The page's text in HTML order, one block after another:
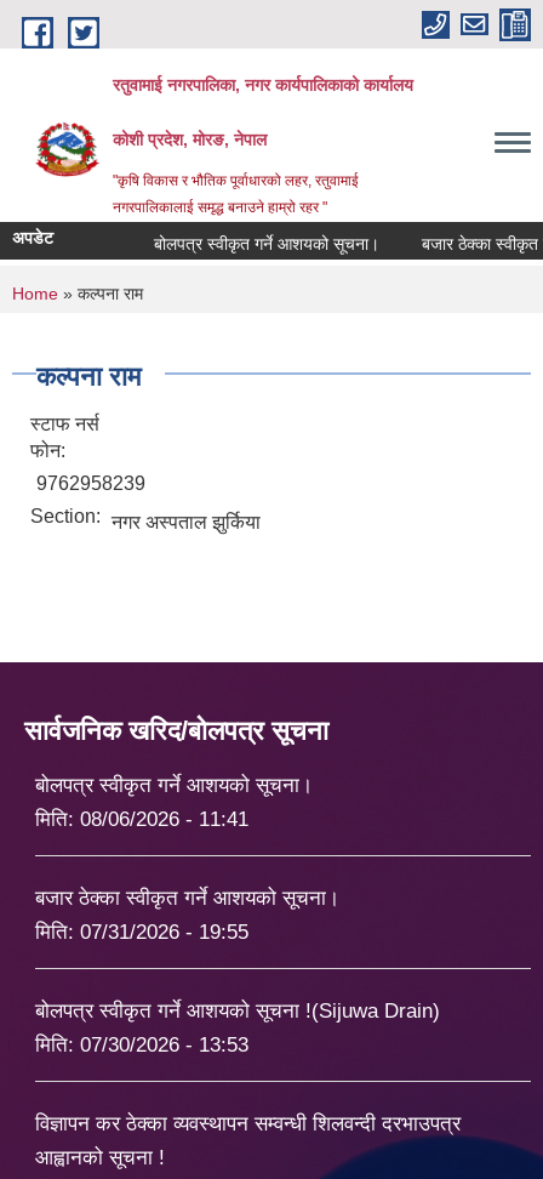
Skip to main content
रतुवामाई नगरपालिका, नगर कार्यपालिकाको कार्यालय
कोशी प्रदेश, मोरङ, नेपाल
"कृषि विकास र भौतिक पूर्वाधारको लहर, रतुवामाई
नगरपालिकालाई समृद्ध बनाउने हाम्रो रहर "
अपडेट बोलपत्र स्वीकृत गर्ने आशयको सूचना। बजार ठेक्का स्वीकृत
You are here
Home » कल्पना राम
कल्पना राम
स्टाफ नर्स
फोन:
9762958239
Section: नगर अस्पताल झुर्किया
सार्वजनिक खरिद/बोलपत्र सूचना
बोलपत्र स्वीकृत गर्ने आशयको सूचना।
मिति: 08/06/2026 - 11:41
बजार ठेक्का स्वीकृत गर्ने आशयको सूचना।
मिति: 07/31/2026 - 19:55
बोलपत्र स्वीकृत गर्ने आशयको सूचना !(Sijuwa Drain)
मिति: 07/30/2026 - 13:53
विज्ञापन कर ठेक्का व्यवस्थापन सम्वन्धी शिलवन्दी दरभाउपत्र
आह्वानको सूचना !